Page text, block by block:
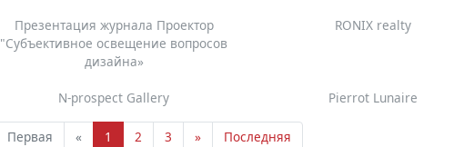
Презентация журнала Проектор
"Субъективное освещение вопросов
дизайна»
RONIX realty
N-prospect Gallery Pierrot Lunaire
Первая « 1 2 3 » Последняя